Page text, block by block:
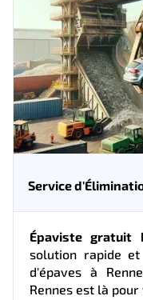
Service
Épaviste gratuit
solution rapide
d'épaves à
Rennes est là